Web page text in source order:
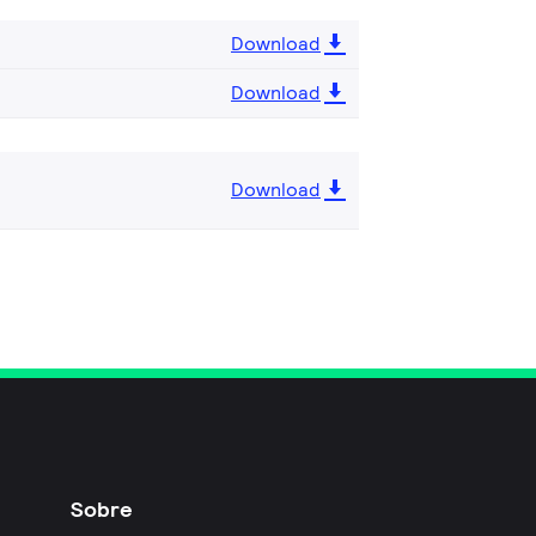
Download
Download
Download
Sobre